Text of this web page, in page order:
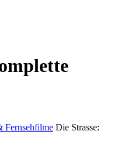
Fernsehfilme Die Strasse: